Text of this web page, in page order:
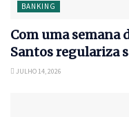
BANKING
Com uma semana
Santos regulariza
JULHO 14, 2026